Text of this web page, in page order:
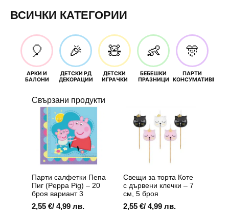
ВСИЧКИ КАТЕГОРИИ
🎈
АРКИ И
БАЛОНИ
🎉
ДЕТСКИ РД
ДЕКОРАЦИИ
🧸
ДЕТСКИ
ИГРАЧКИ
👶
БЕБЕШКИ
ПРАЗНИЦИ
🎊
ПАРТИ
КОНСУМАТИВИ
Свързани продукти
Парти салфетки Пепа
Пиг (Peppa Pig) – 20
броя вариант 3
2,55 €/ 4,99 лв.
Свещи за торта Коте
с дървени клечки – 7
см, 5 броя
2,55 €/ 4,99 лв.